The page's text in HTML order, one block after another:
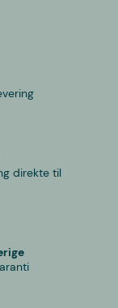
direkte til